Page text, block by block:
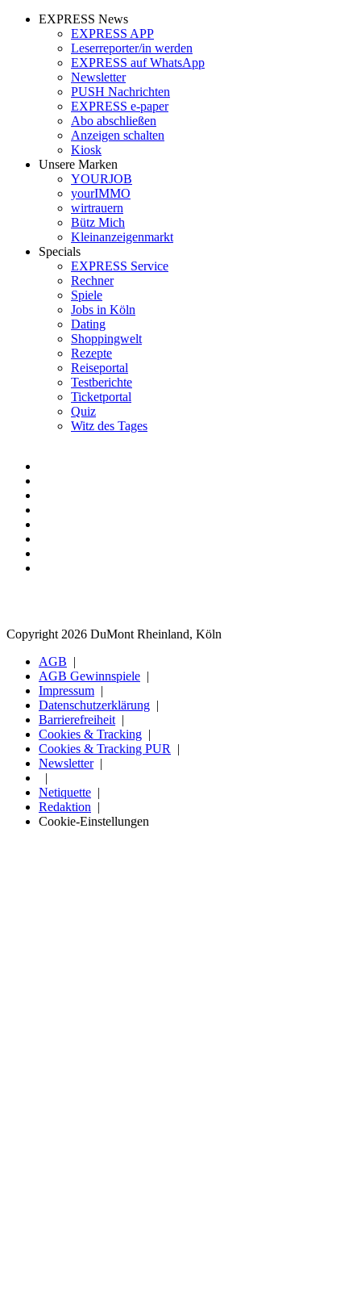
EXPRESS News
EXPRESS APP
Leserreporter/in werden
EXPRESS auf WhatsApp
Newsletter
PUSH Nachrichten
EXPRESS e-paper
Abo abschließen
Anzeigen schalten
Kiosk
Unsere Marken
YOURJOB
yourIMMO
wirtrauern
Bütz Mich
Kleinanzeigenmarkt
Specials
EXPRESS Service
Rechner
Spiele
Jobs in Köln
Dating
Shoppingwelt
Rezepte
Reiseportal
Testberichte
Ticketportal
Quiz
Witz des Tages
Copyright 2026 DuMont Rheinland, Köln
AGB
AGB Gewinnspiele
Impressum
Datenschutzerklärung
Barrierefreiheit
Cookies & Tracking
Cookies & Tracking PUR
Newsletter
Netiquette
Redaktion
Cookie-Einstellungen